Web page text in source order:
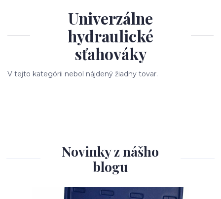
Univerzálne
hydraulické
sťahováky
V tejto kategórii nebol nájdený žiadny tovar.
Novinky z nášho
blogu